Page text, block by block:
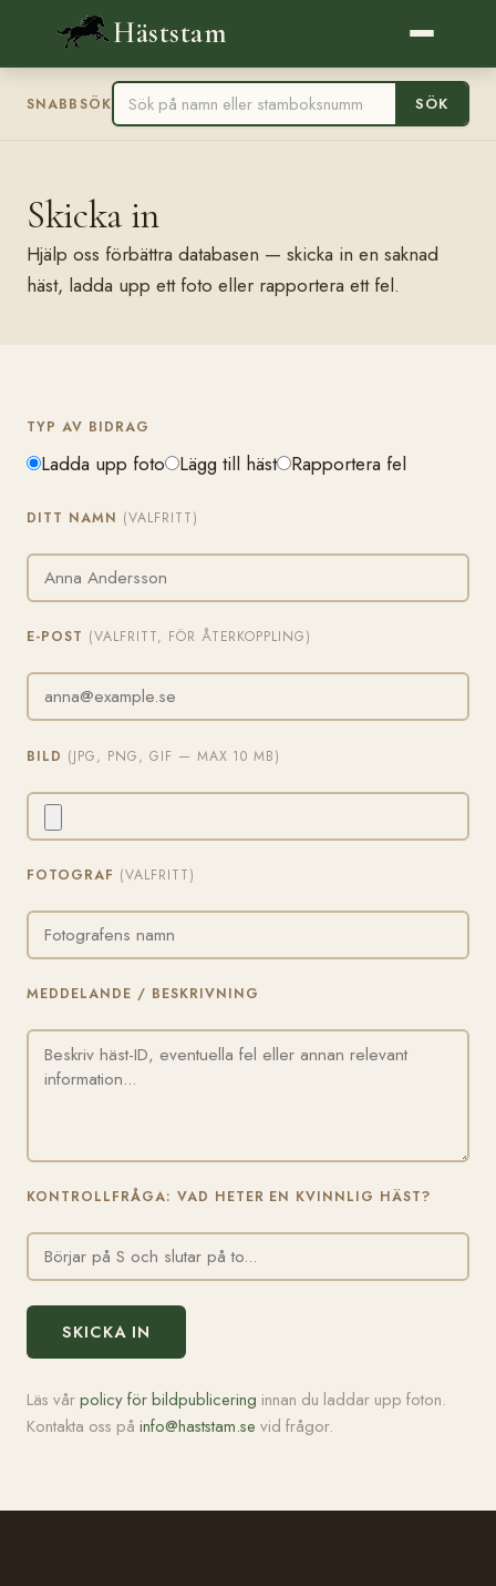
Häststam
SNABBSÖK SÖK
Skicka in
Hjälp oss förbättra databasen — skicka in en saknad
häst, ladda upp ett foto eller rapportera ett fel.
TYP AV BIDRAG
Ladda upp foto Lägg till häst Rapportera fel
DITT NAMN (VALFRITT)
E-POST (VALFRITT, FÖR ÅTERKOPPLING)
BILD (JPG, PNG, GIF — MAX 10 MB)
FOTOGRAF (VALFRITT)
MEDDELANDE / BESKRIVNING
KONTROLLFRÅGA: VAD HETER EN KVINNLIG HÄST?
SKICKA IN
Läs vårpolicy för bildpublicering innan du laddar upp foton.
Kontakta oss på info@haststam.se vid frågor.